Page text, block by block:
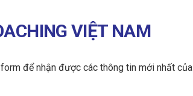
VIỆT NAM
để nhận được các thông tin mới nhất của